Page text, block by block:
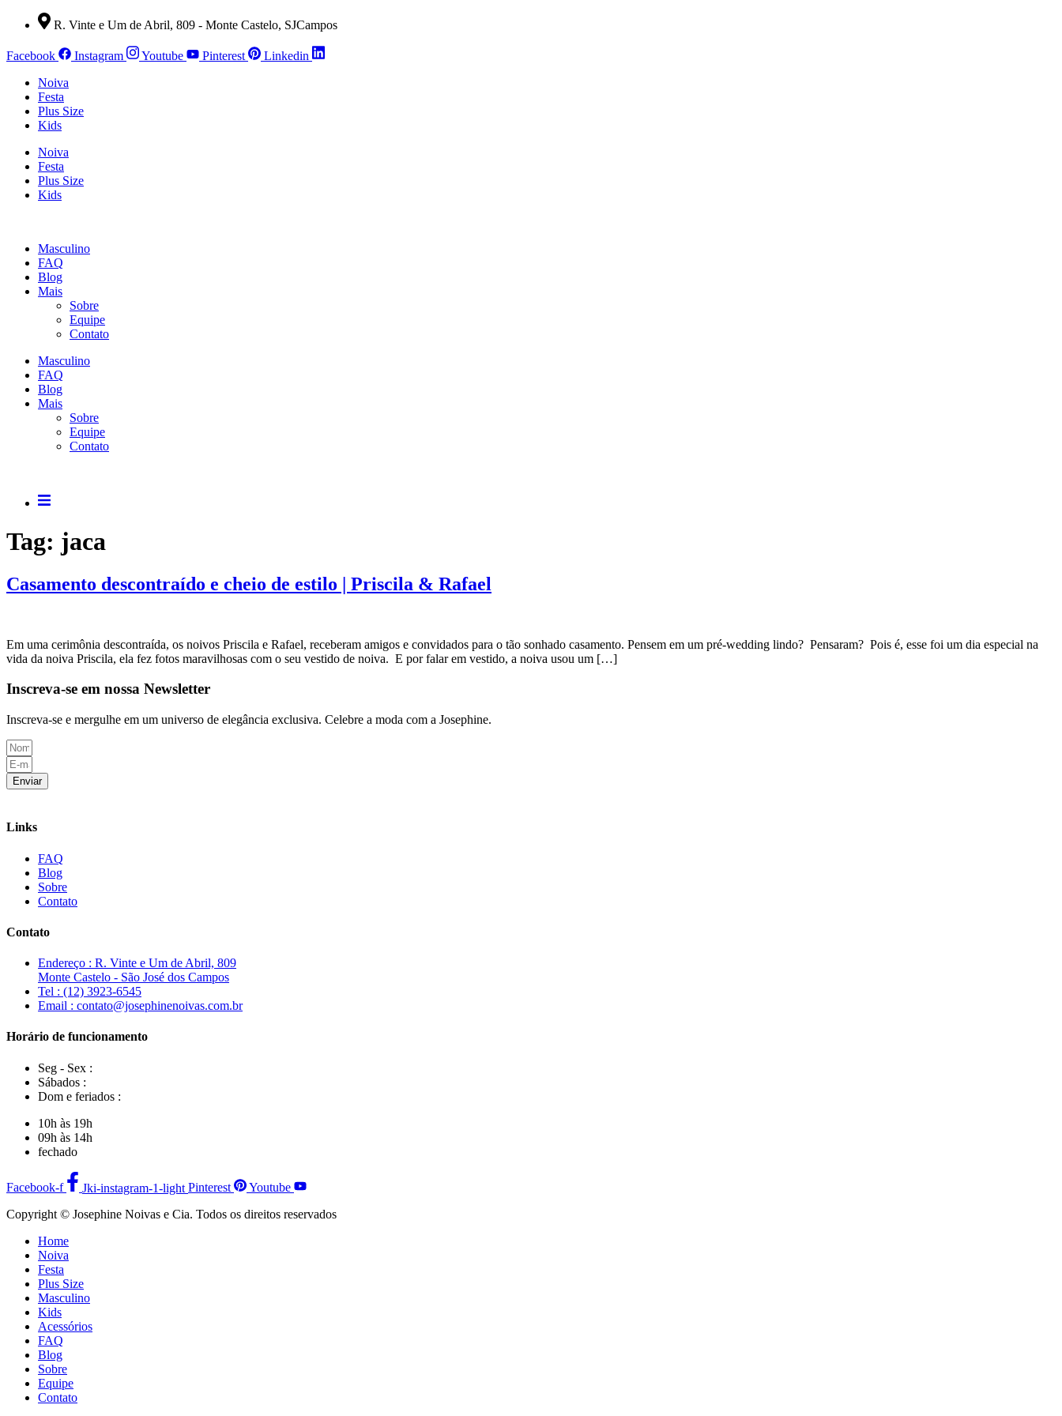
conteúdo
R. Vinte e Um de Abril, 809 - Monte Castelo, SJCampos
Facebook Instagram Youtube Pinterest
Linkedin
Noiva
Festa
Plus Size
Kids
Noiva
Festa
Plus Size
Kids
Masculino
FAQ
Blog
Mais
Sobre
Equipe
Contato
Masculino
FAQ
Blog
Mais
Sobre
Equipe
Contato
Tag: jaca
Casamento descontraído e cheio de estilo | Priscila & Rafael
Em uma cerimônia descontraída, os noivos Priscila e Rafael, receberam amigos e convidados para o tão sonhado casamento. Pensem em um pré-wedding lindo? Pensaram? Pois é, esse foi um dia especial na
vida da noiva Priscila, ela fez fotos maravilhosas com o seu vestido de noiva. E por falar em vestido, a noiva usou um […]
Inscreva-se em nossa Newsletter
Inscreva-se e mergulhe em um universo de elegância exclusiva. Celebre a moda com a Josephine.
Enviar
Links
FAQ
Blog
Sobre
Contato
Contato
Endereço : R. Vinte e Um de Abril, 809
Monte Castelo - São José dos Campos
Tel : (12) 3923-6545
Email : contato@josephinenoivas.com.br
Horário de funcionamento
Seg - Sex :
Sábados :
Dom e feriados :
10h às 19h
09h às 14h
fechado
Facebook-f Jki-instagram-1-light Pinterest
Youtube
Copyright © Josephine Noivas e Cia. Todos os direitos reservados
Home
Noiva
Festa
Plus Size
Masculino
Kids
Acessórios
FAQ
Blog
Sobre
Equipe
Contato